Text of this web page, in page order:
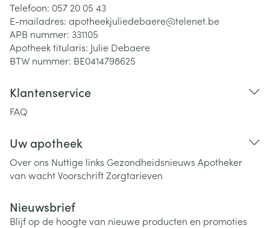
Telefoon: 057 20 05 43
E-mailadres: apotheekjuliedebaere@telenet.be
APB nummer: 331105
Apotheek titularis: Julie Debaere
BTW nummer: BE0414798625
Klantenservice
FAQ
Uw apotheek
Over ons Nuttige links Gezondheidsnieuws Apotheker
van wachtVoorschriftZorgtarieven
Nieuwsbrief
Blijf op de hoogte van nieuwe producten en promoties